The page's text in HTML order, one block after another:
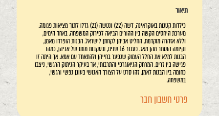
תיאור
כילדות קטנות באוקראינה, דשה (22) ונטשה (21) גדלו לתוך מציאות פגומה.
מערכת היחסים הקשה בין ההורים הביאה לפירוק המשפחה. באחד הימים,
וללא אזהרה מוקדמת, החליט אביהן לקחתן לישראל. הבנות הופרדו מאמן,
וקיומה הוסתר מהן מאז. כעבור 16 שנים, ובעקבות מותו של אביהן, כמהו
הבנות למלא את החלל העמוק שנפער בחייהן ולהתאחד עם אמא. אך היתה זו
פגישה בין זרים. המרחק הגיאוגרפי והתרבותי, אך בעיקר הניתוק הרגשי, ניצבו
כחומה בין הבנות לאמן. זהו סרט על הצורך האנושי בעוגן נפשי ורגשי,
במשפחה.
פרטי חשבון חבר